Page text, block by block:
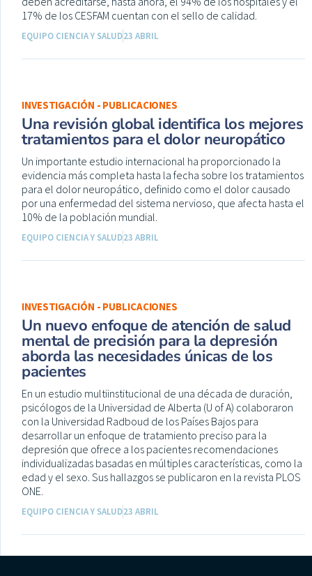
17% de los CESFAM cuentan con el sello de calidad.
EQUIPO CIENCIA Y SALUD23 ABRIL
INVESTIGACIÓN - PUBLICACIONES
Una revisión global identifica los mejores
tratamientos para el dolor neuropático
Un importante estudio internacional ha proporcionado la
evidencia más completa hasta la fecha sobre los tratamientos
para el dolor neuropático, definido como el dolor causado
por una enfermedad del sistema nervioso, que afecta hasta el
10% de la población mundial.
EQUIPO CIENCIA Y SALUD23 ABRIL
INVESTIGACIÓN - PUBLICACIONES
Un nuevo enfoque de atención de salud
mental de precisión para la depresión
aborda las necesidades únicas de los
pacientes
En un estudio multiinstitucional de una década de duración,
psicólogos de la Universidad de Alberta (U of A) colaboraron
con la Universidad Radboud de los Países Bajos para
desarrollar un enfoque de tratamiento preciso para la
depresión que ofrece a los pacientes recomendaciones
individualizadas basadas en múltiples características, como la
edad y el sexo. Sus hallazgos se publicaron en la revista PLOS
ONE.
EQUIPO CIENCIA Y SALUD23 ABRIL